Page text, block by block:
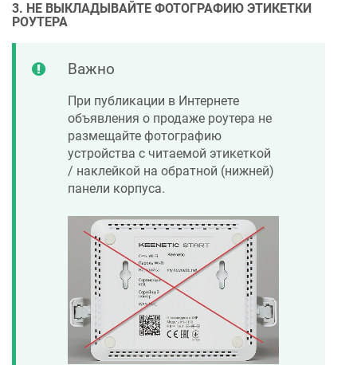
3. НЕ ВЫКЛАДЫВАЙТЕ ФОТОГРАФИЮ ЭТИКЕТКИ
РОУТЕРА
Важно
При публикации в Интернете
объявления о продаже роутера не
размещайте фотографию
устройства с читаемой этикеткой
/ наклейкой на обратной (нижней)
панели корпуса.